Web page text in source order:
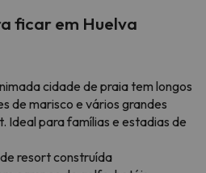
ficar em Huelva
cidade de praia tem longos
de marisco e vários grandes
Ideal para famílias e estadias de
resort construída